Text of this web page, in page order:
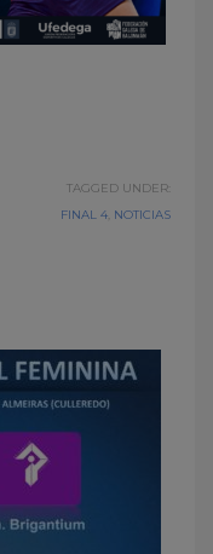
TAGGED UNDER:
FINAL 4 NOTICIAS